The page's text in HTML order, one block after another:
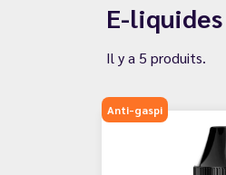
E-
Il y a 5 produits.
Anti-gaspi